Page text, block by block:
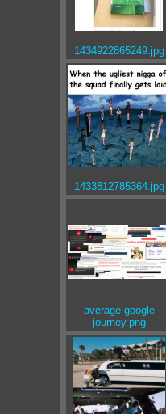
1434922865249.jpg
1433812785364.jpg
average google
journey.png